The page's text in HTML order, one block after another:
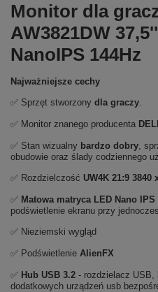
Monitor dla
AW3821DW
NanoIPS 144Hz
Najważniejsze cechy
✅ Sprzęt stworzony dla graczy.
✅ Monitor znanego producenta
✅ Stan wizualny bardzo dobry,
obudowie oraz ślady codziennego
✅ Rozdzielczość UW4K 21:9 3840
✅ Matowa matryca LED Nano IPS
podświetlenie ekranu przy
✅ Nieziemski wygląd
✅ Podświetlenie AlienFX
✅ Hub USB 3.2 - rozdzielacz USB,
dodatkowych urządzeń usb